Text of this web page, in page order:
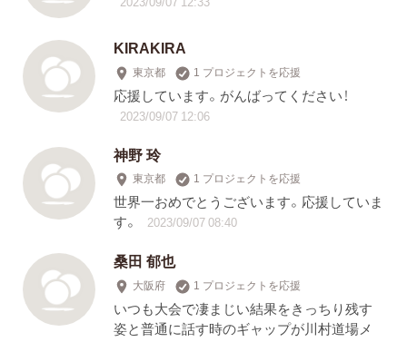
KIRAKIRA
東京都 1 プロジェクトを応援
応援しています。がんばってください！
2023/09/07 12:06
神野 玲
東京都 1 プロジェクトを応援
世界一おめでとうございます。応援していま
す。
2023/09/07 08:40
桑田 郁也
大阪府 1 プロジェクトを応援
いつも大会で凄まじい結果をきっちり残す
姿と普通に話す時のギャップが川村道場メ